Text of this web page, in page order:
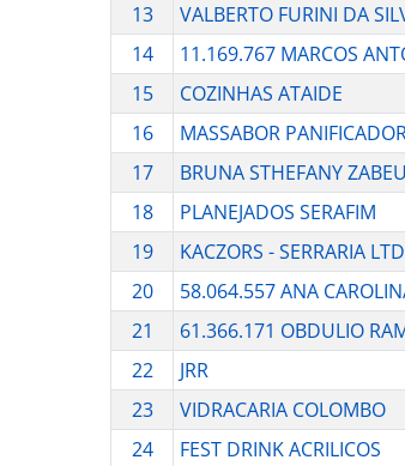
13
VALBERTO FURINI DA
14
11.169.767 MARCOS
15
COZINHAS ATAIDE
16
MASSABOR
17
BRUNA STHEFANY
18
PLANEJADOS SERAFIM
19
KACZORS - SERRARIA
20
58.064.557 ANA
21
61.366.171 OBDULIO
22
JRR
23
VIDRACARIA COLOMBO
24
FEST DRINK ACRILICOS